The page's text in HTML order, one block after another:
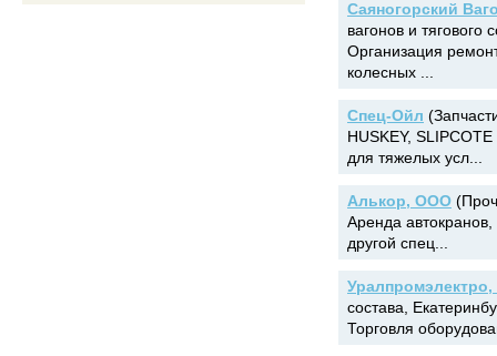
Саяногорский
вагонов и тягового
Организация
колесных ...
Спец-Ойл
HUSKEY,
для тяжелых усл...
Алькор, ООО
Аренда автокранов,
другой спец...
состава,
Торговля